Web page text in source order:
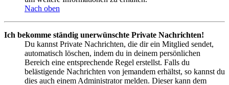
Nach oben
Ich bekomme ständig unerwünschte Private Nachrichten!
Du kannst Private Nachrichten, die dir ein Mitglied sendet,
automatisch löschen, indem du in deinem persönlichen
Bereich eine entsprechende Regel erstellst. Falls du
belästigende Nachrichten von jemandem erhältst, so kannst du
dies auch einem Administrator melden. Dieser kann dem